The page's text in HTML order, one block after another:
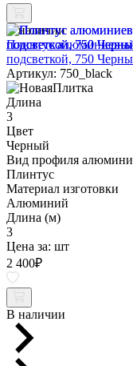
В наличии
Плинтус
подсветкой, 750
Артикул: 750_black
Длина
3
Цвет
Черный
Вид профиля
Плинтус
Материал изготовки
Алюминий
Длина (м)
3
Цена за: шт
2 400₽
В наличии